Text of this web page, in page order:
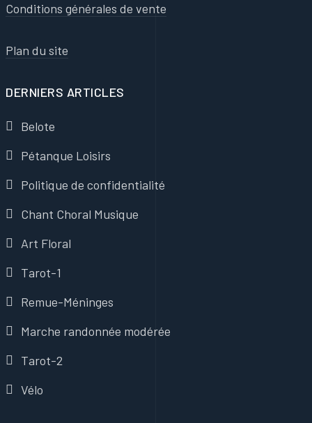
Conditions générales de vente
Plan du site
DERNIERS ARTICLES
Belote
Pétanque Loisirs
Politique de confidentialité
Chant Choral Musique
Art Floral
Tarot-1
Remue-Méninges
Marche randonnée modérée
Tarot-2
Vélo